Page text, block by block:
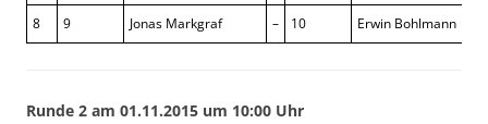
8 9 Jonas Markgraf – 10 Erwin Bohlmann
Runde 2 am 01.11.2015 um 10:00 Uhr